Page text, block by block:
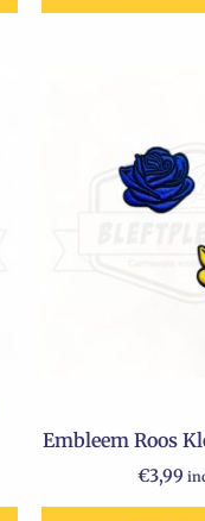
Embleem Roos
€3,99